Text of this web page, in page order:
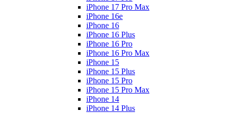
iPhone 17 Pro Max
iPhone 16e
iPhone 16
iPhone 16 Plus
iPhone 16 Pro
iPhone 16 Pro Max
iPhone 15
iPhone 15 Plus
iPhone 15 Pro
iPhone 15 Pro Max
iPhone 14
iPhone 14 Plus